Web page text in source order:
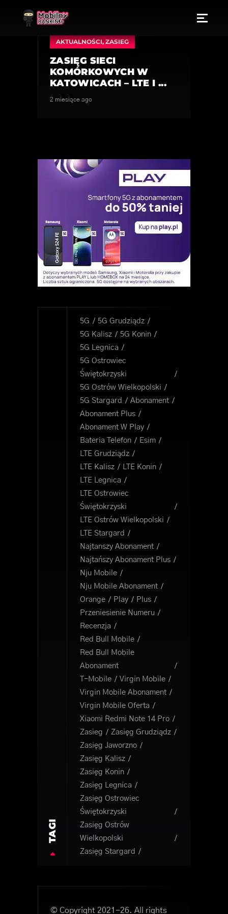
AKTUALNOŚCI,ZASIEG
ZASIĘG SIECI
KOMÓRKOWYCH W
KATOWICACH – LTE I ...
2 miesiące ago
TAGI
5G
5G Grudziądz
5G Kalisz
5G Konin
5G Legnica
5G Ostrowiec
Świętokrzyski
5G Ostrów Wielkopolski
5G Stargard
Abonament
Abonament Plus
Abonament W Play
Bateria Telefon
Esim
LTE Grudziądz
LTE Kalisz
LTE Konin
LTE Legnica
LTE Ostrowiec
Świętokrzyski
LTE Ostrów Wielkopolski
LTE Stargard
Najtanszy Abonament
Najtańszy Abonament Plus
Nju Mobile
Nju Mobile Abonament
Orange
Play
Plus
Przeniesienie Numeru
Recenzja
Red Bull Mobile
Red Bull Mobile
Abonament
T-Mobile
Virgin Mobile
Virgin Mobile Abonament
Virgin Mobile Oferta
Xiaomi Redmi Note 14 Pro
Zasieg
Zasięg Grudziądz
Zasięg Jaworzno
Zasięg Kalisz
Zasięg Konin
Zasięg Legnica
Zasięg Ostrowiec
Świętokrzyski
Zasięg Ostrów
Wielkopolski
Zasięg Stargard
© Copyright 2021-26. All rights